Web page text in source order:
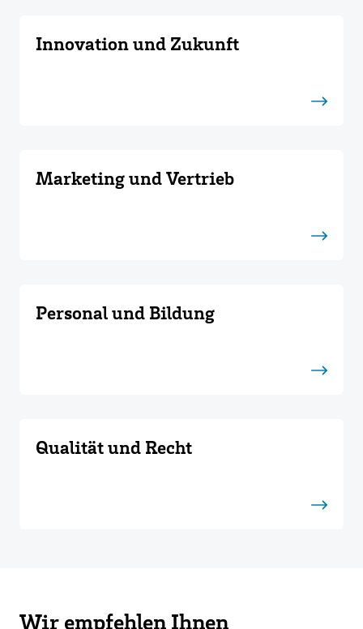
Innovation und Zukunft
Marketing und Vertrieb
Personal und Bildung
Qualität und Recht
Wir empfehlen Ihnen